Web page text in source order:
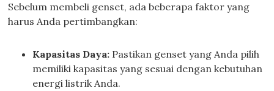
Sebelum membeli genset, ada beberapa faktor yang
harus Anda pertimbangkan:
Kapasitas Daya: Pastikan genset yang Anda pilih
memiliki kapasitas yang sesuai dengan kebutuhan
energi listrik Anda.